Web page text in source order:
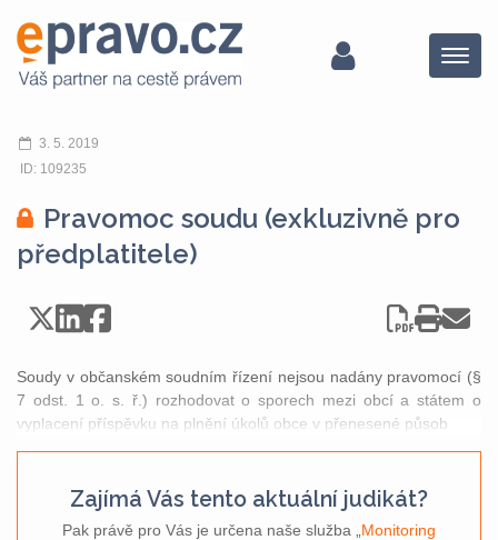
Menu
3. 5. 2019
ID: 109235
Pravomoc soudu (exkluzivně pro
předplatitele)
Soudy v občanském soudním řízení nejsou nadány pravomocí (§
7 odst. 1 o. s. ř.) rozhodovat o sporech mezi obcí a státem o
vyplacení příspěvku na plnění úkolů obce v přenesené působ
Zajímá Vás tento aktuální judikát?
Pak právě pro Vás je určena naše služba „ Monitoring